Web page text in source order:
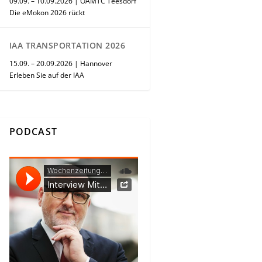
Die eMokon 2026 rückt
IAA TRANSPORTATION 2026
15.09. – 20.09.2026 | Hannover
Erleben Sie auf der IAA
PODCAST